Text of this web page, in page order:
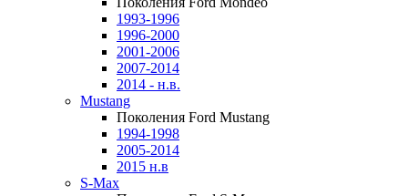
1993-1996
1996-2000
2001-2006
2007-2014
2014 - н.в.
Mustang
Поколения Ford Mustang
1994-1998
2005-2014
2015 н.в
S-Max